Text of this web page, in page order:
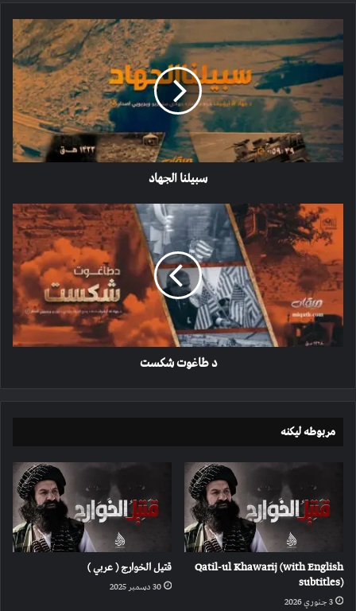
الجهاد
سبیلنا الجهاد
طاغوت
شکست
د طاغوت شکست
مربوطه لیکنه
Qatil-ul Khawarij (with English
subtitles)
3 جنوري 2026
قتیل الخوارج ( عربي )
30 دسمبر 2025